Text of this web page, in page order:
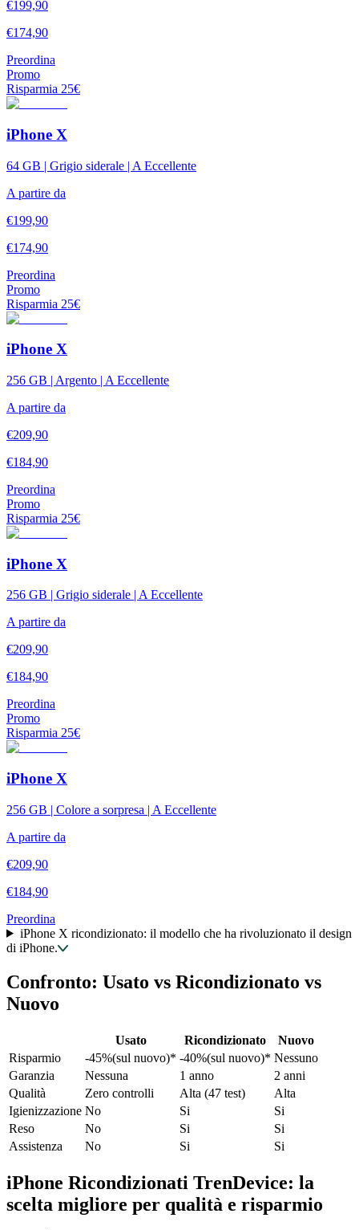
€199,90
€174,90
Preordina
Promo
Risparmia 25€
iPhone X
64 GB | Grigio siderale | A Eccellente
A partire da
€199,90
€174,90
Preordina
Promo
Risparmia 25€
iPhone X
256 GB | Argento | A Eccellente
A partire da
€209,90
€184,90
Preordina
Promo
Risparmia 25€
iPhone X
256 GB | Grigio siderale | A Eccellente
A partire da
€209,90
€184,90
Preordina
Promo
Risparmia 25€
iPhone X
256 GB | Colore a sorpresa | A Eccellente
A partire da
€209,90
€184,90
Preordina
iPhone X ricondizionato: il modello che ha rivoluzionato il design
di iPhone.
Confronto: Usato vs Ricondizionato vs
Nuovo
Usato Ricondizionato
Nuovo
Risparmio
-45%(sul nuovo)* -40%(sul nuovo)* Nessuno
Garanzia
Nessuna 1 anno
2 anni
Qualità
Zero controlli Alta (47 test)
Alta
Igienizzazione No Si
Si
Reso
No Si
Si
Assistenza
No Si Si
iPhone Ricondizionati TrenDevice: la
scelta migliore per qualità e risparmio